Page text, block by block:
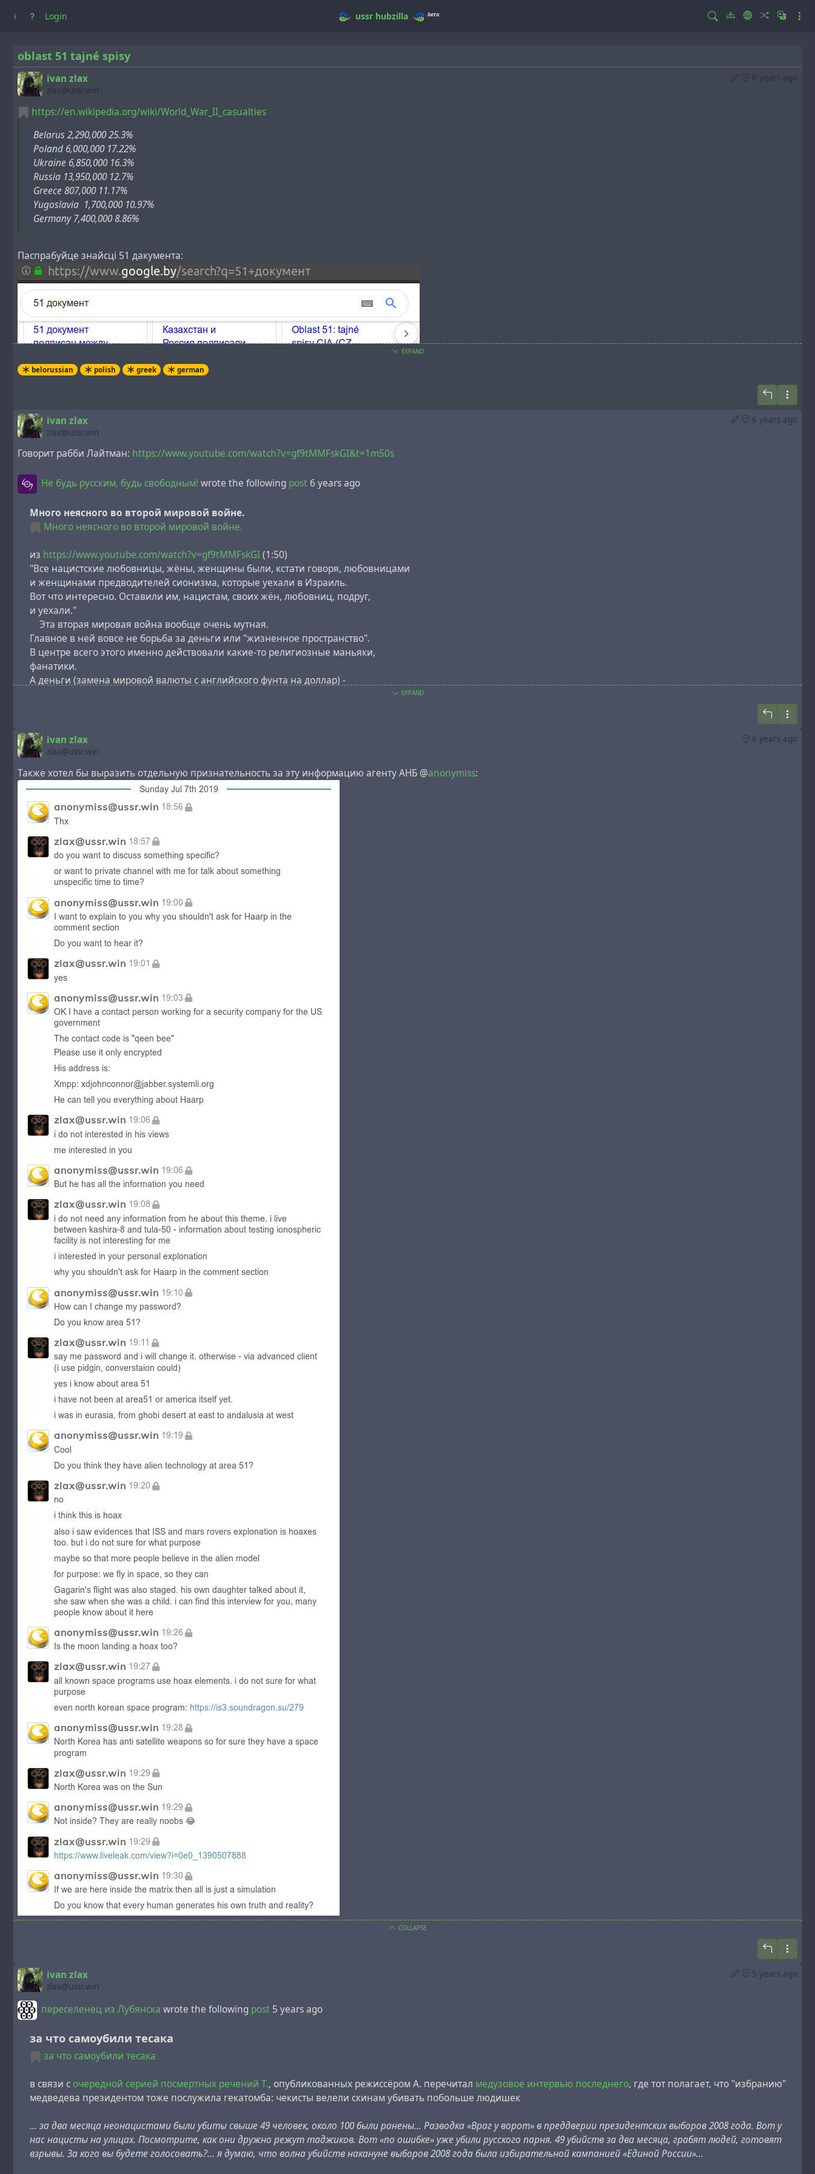
Login ussr hubzilla beta
oblast 51 tajné spisy
6 years ago
ivan zlax
zlax@ussr.win
https://en.wikipedia.org/wiki/World_War_II_casualties
Belarus 2,290,000 25.3%
Poland 6,000,000 17.22%
Ukraine 6,850,000 16.3%
Russia 13,950,000 12.7%
Greece 807,000 11.17%
Yugoslavia 1,700,000 10.97%
Germany 7,400,000 8.86%
Паспрабуйце знайсці 51 дакумента:
Spróbuj znaleźć 51 dokumentów:
Προσπαθήστε να βρείτε 51 έγγραφα:
Versuchen Sie, 51 Dokumente zu finden:
EXPAND
belorussian polish greek german
6 years ago
ivan zlax
zlax@ussr.win
Говорит рабби Лайтман: https://www.youtube.com/watch?v=gf9tMMFskGI&t=1m50s
Не будь русским, будь свободным! wrote the following post 6 years ago
Много неясного во второй мировой войне.
Много неясного во второй мировой войне.
из https://www.youtube.com/watch?v=gf9tMMFskGI(1:50)
"Все нацистские любовницы, жёны, женщины были, кстати говоря, любовницами
и женщинами предводителей сионизма, которые уехали в Израиль.
Вот что интересно. Оставили им, нацистам, своих жён, любовниц, подруг,
и уехали."
Эта вторая мировая война вообще очень мутная.
Главное в ней вовсе не борьба за деньги или "жизненное пространство".
В центре всего этого именно действовали какие-то религиозные маньяки,
фанатики.
А деньги (замена мировой валюты с английского фунта на доллар) -
EXPAND
6 years ago
ivan zlax
zlax@ussr.win
Также хотел бы выразить отдельную признательность за эту информацию агенту АНБ @anonymiss:
COLLAPSE
5 years ago
ivan zlax
zlax@ussr.win
переселенец из Лубянска wrote the following post 5 years ago
за что самоубили тесака
за что самоубили тесака
в связи с очередной серией посмертных речений Т., опубликованных режиссёром А. перечитал медузовое интервью последнего, где тот полагает, что "избранию"
медведева президентом тоже послужила гекатомба: чекисты велели скинам убивать побольше людишек
... за два месяца неонацистами были убиты свыше 49 человек, около 100 были ранены... Разводка «Враг у ворот» в преддверии президентских выборов 2008 года. Вот у
нас нацисты на улицах. Посмотрите, как они дружно режут таджиков. Вот «по ошибке» уже убили русского парня. 49 убийств за два месяца, грабят людей, готовят
взрывы. За кого вы будете голосовать?... я думаю, что волна убийств накануне выборов 2008 года была избирательной кампанией «Единой России»...